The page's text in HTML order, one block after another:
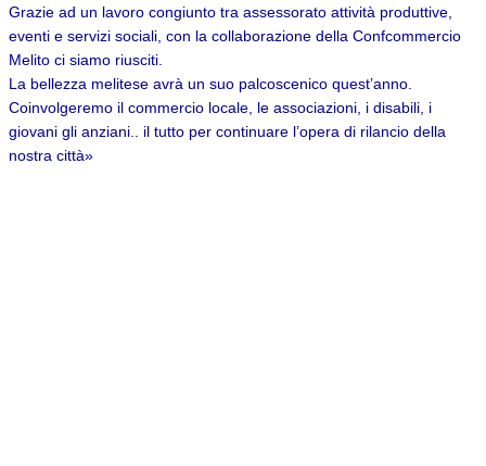
Grazie ad un lavoro congiunto tra assessorato attività produttive,
eventi e servizi sociali, con la collaborazione della Confcommercio
Melito ci siamo riusciti.
La bellezza melitese avrà un suo palcoscenico quest’anno.
Coinvolgeremo il commercio locale, le associazioni, i disabili, i
giovani gli anziani.. il tutto per continuare l’opera di rilancio della
nostra città»